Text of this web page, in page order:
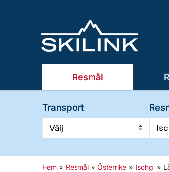
Resmål
Transport
Välj
Hem » Resmål » Österrike » Ischgl »